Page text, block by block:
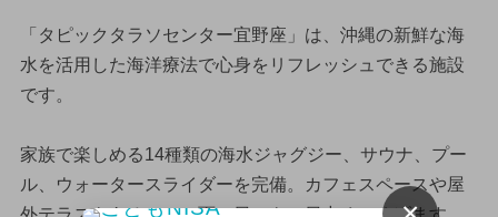
「タピックタラソセンター宜野座」は、沖縄の新鮮な海
水を活用した海洋療法で心身をリフレッシュできる施設
です。
家族で楽しめる14種類の海水ジャグジー、サウナ、プー
ル、ウォータースライダーを完備。カフェスペースや屋